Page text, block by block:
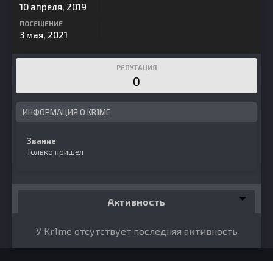
10 апреля, 2019
ПОСЕЩЕНИЕ
3 мая, 2021
РЕПУТАЦИЯ
0
ИНФОРМАЦИЯ О KR1ME
Звание
Только пришел
Активность
У Kr1me отсутствует последняя активность